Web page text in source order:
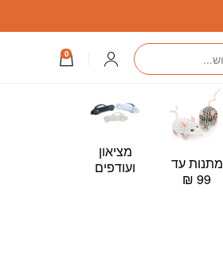
התחברות
0
מתנות עד
99 ₪
מציאון
ועודפים